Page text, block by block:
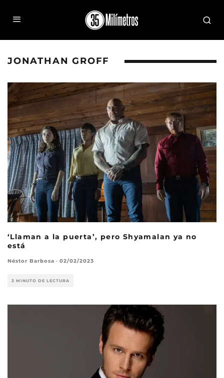
JONATHAN GROFF
‘Llaman a la puerta’, pero Shyamalan ya no
está
Néstor Barbosa · 02/02/2023
3 MINUTO DE LECTURA